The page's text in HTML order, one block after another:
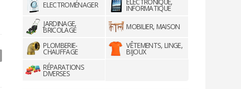
ELECTROMÉNAGER
INFORMATIQUE
JARDINAGE,
BRICOLAGE
MOBILIER, MAISON
PLOMBERIE-
CHAUFFAGE
VÊTEMENTS, LINGE,
BIJOUX
RÉPARATIONS
DIVERSES